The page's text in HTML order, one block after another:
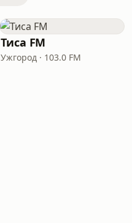
Тиса FM
Ужгород · 103.0 FM